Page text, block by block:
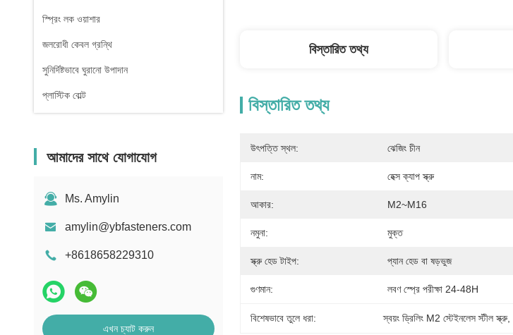
স্প্রিং লক ওয়াশার
জলরোধী কেবল গ্রন্থি
সুনির্দিষ্টভাবে ঘুরানো উপাদান
প্লাস্টিক বোল্ট
আমাদের সাথে যোগাযোগ
Ms. Amylin
amylin@ybfasteners.com
+8618658229310
এখন চ্যাট করুন
বিস্তারিত তথ্য
বিস্তারিত তথ্য
উৎপত্তি স্থল: ঝেজিং চীন
নাম: হেক্স ক্যাপ স্ক্রু
আকার: M2~M16
নমুনা: মুক্ত
স্ক্রু হেড টাইপ: প্যান হেড বা ষড়ভুজ
গুণমান: লবণ স্প্রে পরীক্ষা 24-48H
বিশেষভাবে তুলে ধরা: স্বয়ং ড্রিলিং M2 স্টেইনলেস স্টীল স্ক্রু,